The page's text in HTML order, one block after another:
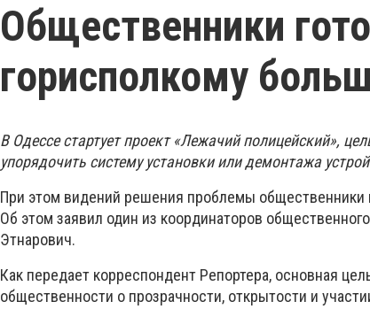
Общественники
горисполкому
В Одессе стартует проект «Лежачий полицейский»,
упорядочить систему установки или демонтажа
При этом видений решения проблемы
Об этом заявил один из координаторов
Этнарович.
Как передает корреспондент Репортера, основная
общественности о прозрачности, открытости и